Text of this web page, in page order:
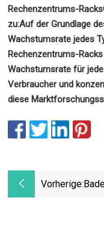
Rechenzentrums-Racks
zu:Auf der Grundlage
Wachstumsrate jedes
Rechenzentrums-
Wachstumsrate für
Verbraucher und
diese
Vorherige: